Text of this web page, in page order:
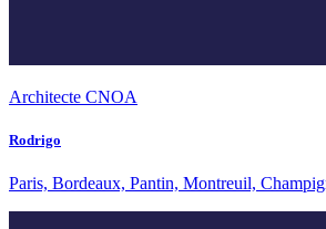
Architecte CNOA
Rodrigo
Paris, Bordeaux, Pantin, Montreuil,